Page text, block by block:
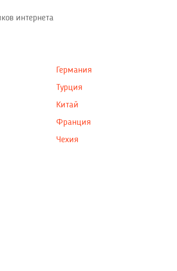
интернета
Германия
Турция
Китай
Франция
Чехия